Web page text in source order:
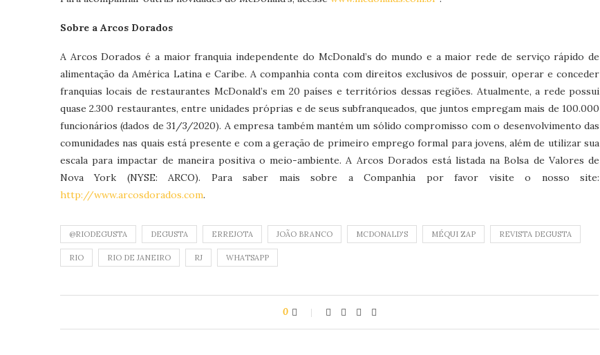
Sobre a Arcos Dorados
A Arcos Dorados é a maior franquia independente do McDonald’s do mundo e a maior rede de serviço rápido de
alimentação da América Latina e Caribe. A companhia conta com direitos exclusivos de possuir, operar e conceder
franquias locais de restaurantes McDonald’s em 20 países e territórios dessas regiões. Atualmente, a rede possui
quase 2.300 restaurantes, entre unidades próprias e de seus subfranqueados, que juntos empregam mais de 100.000
funcionários (dados de 31/3/2020). A empresa também mantém um sólido compromisso com o desenvolvimento das
comunidades nas quais está presente e com a geração de primeiro emprego formal para jovens, além de utilizar sua
escala para impactar de maneira positiva o meio-ambiente. A Arcos Dorados está listada na Bolsa de Valores de
Nova York (NYSE: ARCO). Para saber mais sobre a Companhia por favor visite o nosso site:
http://www.arcosdorados.com.
@RIODEGUSTA DEGUSTA ERREJOTA JOÃO BRANCO MCDONALD'S MÉQUI ZAP REVISTA DEGUSTA
RIO RIO DE JANEIRO RJ WHATSAPP
0